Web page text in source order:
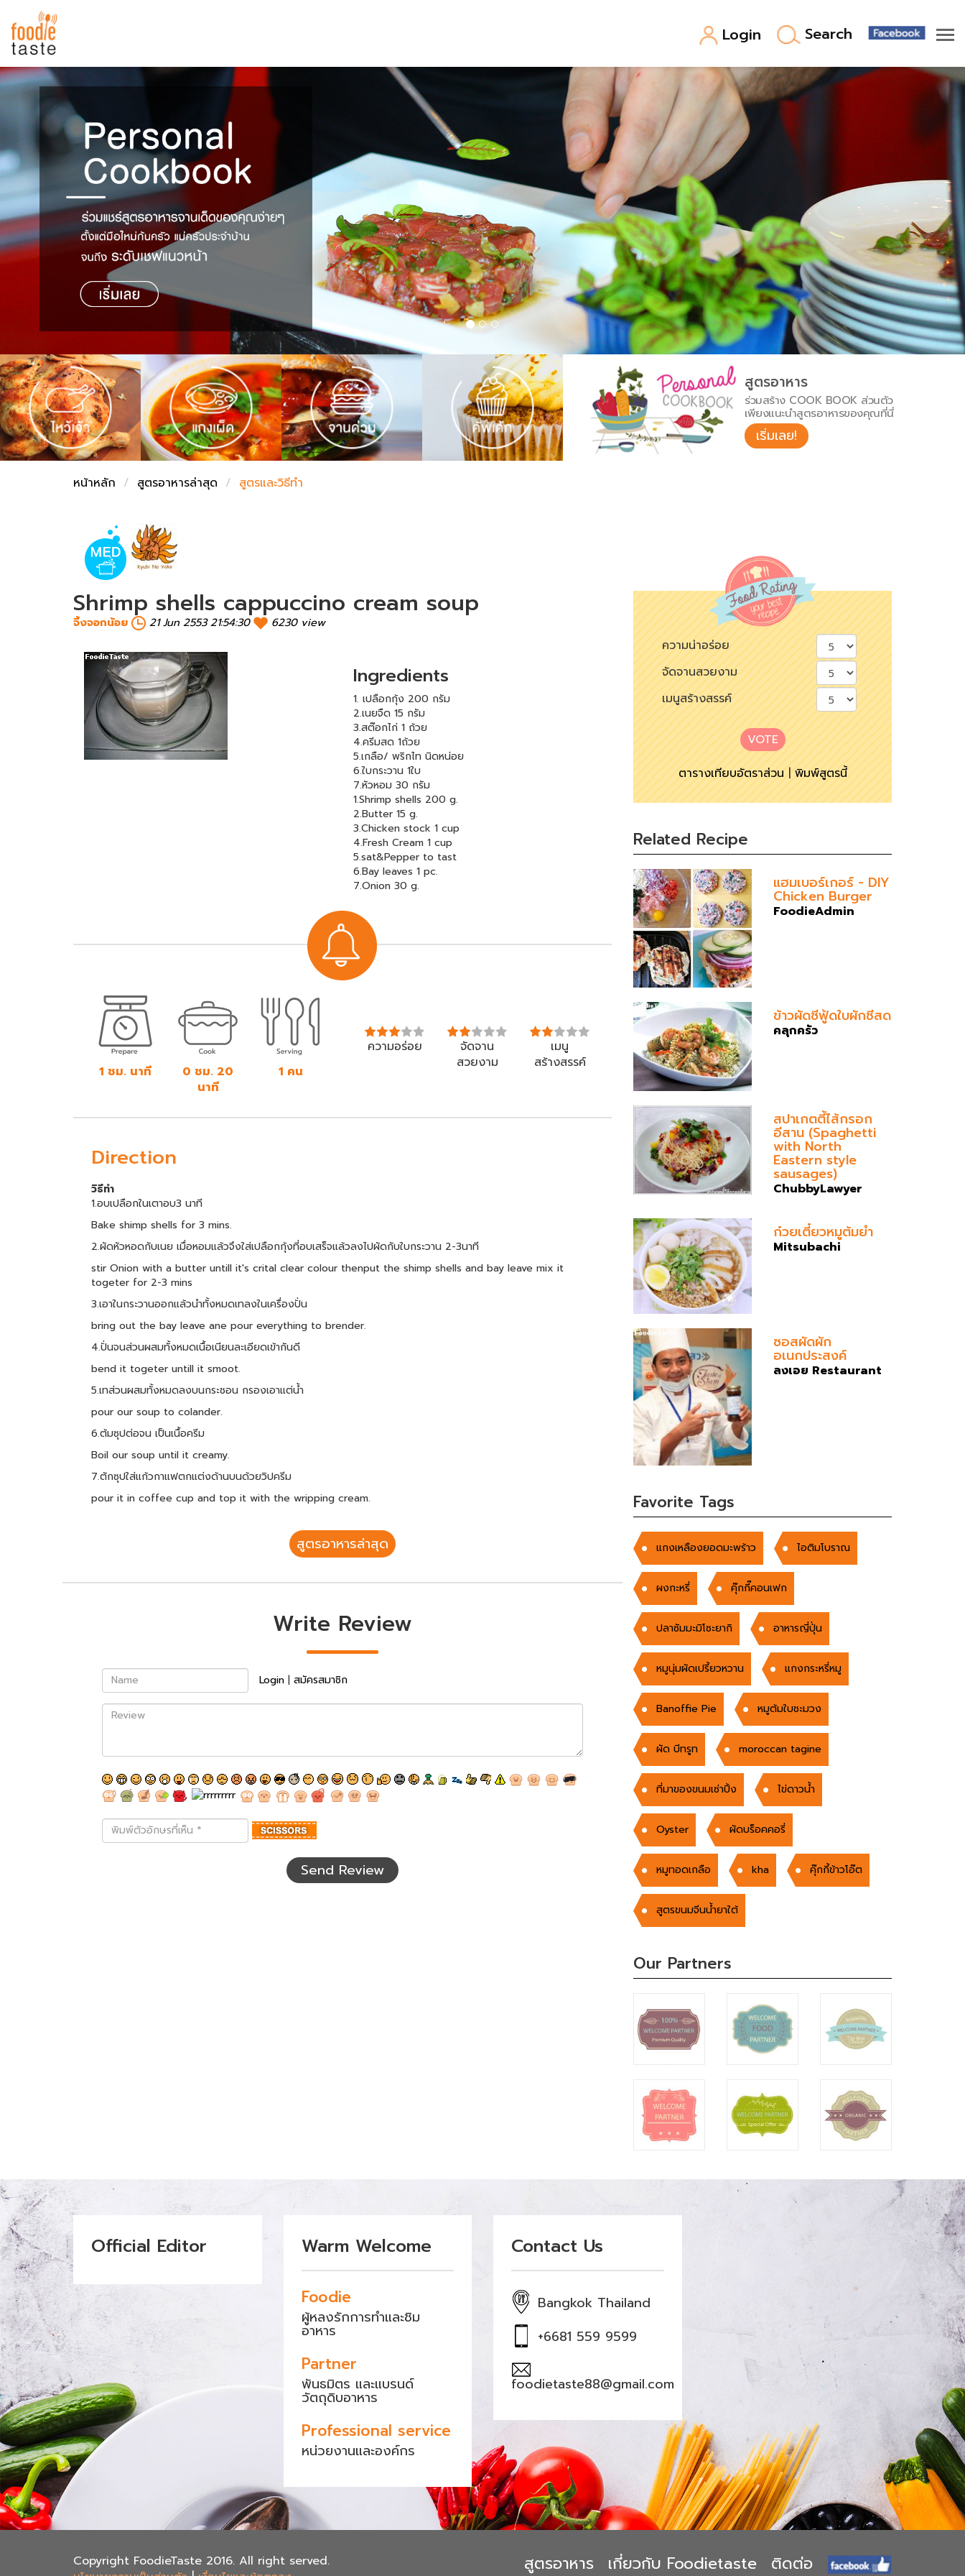
Login Search
สูตรอาหาร
สูตรอาหารล่าสุด
Top Foodie
พาไปชิม
สารพันก้นครัว
เคล็ดลับน่ารู้
เปรียบเทียบหน่วยการตวง
เปรียบเทียบอุณหภูมิ
เปรียบเทียบน้ำหนักวัตถุดิบ
ชั่งตวงเนย
FoodPedia
สร้าง Cookbook
สูตรอาหาร
ร่วมสร้าง COOK BOOK ส่วนตัว
เพียงแนะนำสูตรอาหารของคุณที่นี่
เริ่มเลย!
หน้าหลัก สูตรอาหารล่าสุด สูตรและวิธีทำ
Shrimp shells cappuccino cream soup
จิ้งจอกน้อย 21 Jun 2553 21:54:30 6230 view
Ingredients
1. เปลือกกุ้ง 200 กรัม
2.เนยจืด 15 กรัม
3.สต๊อกไก่ 1 ถ้วย
4.ครีมสด 1ถ้วย
5.เกลือ/ พริกไท นิดหน่อย
6.ใบกระวาน 1ใบ
7.หัวหอม 30 กรัม
1.Shrimp shells 200 g.
2.Butter 15 g.
3.Chicken stock 1 cup
4.Fresh Cream 1 cup
5.sat&Pepper to tast
6.Bay leaves 1 pc.
7.Onion 30 g.
1 ชม. นาที
0 ชม. 20
นาที
1 คน
ความอร่อย
จัดจาน
สวยงาม
เมนู
สร้างสรรค์
Direction
วิธีทำ
1.อบเปลือกในเตาอบ3 นาที
Bake shimp shells for 3 mins.
2.ผัดหัวหอดกับเนย เมื่อหอมแล้วจึงใส่เปลือกกุ้งที่อบเสร็จแล้วลงไปผัดกับใบกระวาน 2-3นาที
stir Onion with a butter untill it's crital clear colour thenput the shimp shells and bay leave mix it
togeter for 2-3 mins
3.เอาในกระวานออกแล้วนำทั้งหมดเทลงในเครื่องปั่น
bring out the bay leave ane pour everything to brender.
4.ปั่นจนส่วนผสมทั้งหมดเนื้อเนียนละเอียดเข้ากันดี
bend it togeter untill it smoot.
5.เทส่วนผสมทั้งหมดลงบนกระชอน กรองเอาแต่น้ำ
pour our soup to colander.
6.ต้มซุปต่อจน เป็นเนื้อครีม
Boil our soup until it creamy.
7.ตักซุปใส่แก้วกาแฟตกแต่งด้านบนด้วยวิปครีม
pour it in coffee cup and top it with the wripping cream.
สูตรอาหารล่าสุด
Write Review
Name Login | สมัครสมาชิก
Review
พิมพ์
ตัว
Send Review
ความน่าอร่อย
จัดจานสวยงาม
เมนูสร้างสรรค์
VOTE
ตารางเทียบอัตราส่วน|พิมพ์สูตรนี้
Related Recipe
แฮมเบอร์เกอร์ - DIY
Chicken Burger
FoodieAdmin
ข้าวผัดซีฟู้ดใบผักชีสด
คลุกครัว
สปาเกตตี้ไส้กรอก
อีสาน (Spaghetti
with North
Eastern style
sausages)
ChubbyLawyer
ก๋วยเตี๋ยวหมูต้มยำ
Mitsubachi
ซอสผัดผัก
อเนกประสงค์
ลงเอย Restaurant
Favorite Tags
แกงเหลืองยอดมะพร้าว ไอติมโบราณ
ผงกะหรี่ คุ๊กกี๊คอนเฟก
ปลาซัมมะมิโซะยากิ อาหารญี่ปุ่่น
หมูนุ่มผัดเปรี้ยวหวาน แกงกระหรี่หมู
Banoffie Pie หมูต้มใบชะมวง
ผัด บีทรูท moroccan tagine
ที่มาของขนมเซ่าปิ้ง ไข่ดาวน้ำ
Oyster ผัดบร็อคคอรี่
หมูทอดเกลือ kha คุ๊กกี้ข้าวโอ๊ต
สูตรขนมจีนนํ้ายาใต้
Our Partners
Official Editor Warm Welcome
Foodie
ผู้หลงรักการทำและชิม
อาหาร
Partner
พันธมิตร และแบรนด์
วัตถุดิบอาหาร
Professional service
หน่วยงานและองค์กร
Contact Us
Bangkok Thailand
+6681 559 9599
foodietaste88@gmail.com
Copyright FoodieTaste 2016. All right served. สูตรอาหาร เกี่ยวกับ Foodietaste ติดต่อ